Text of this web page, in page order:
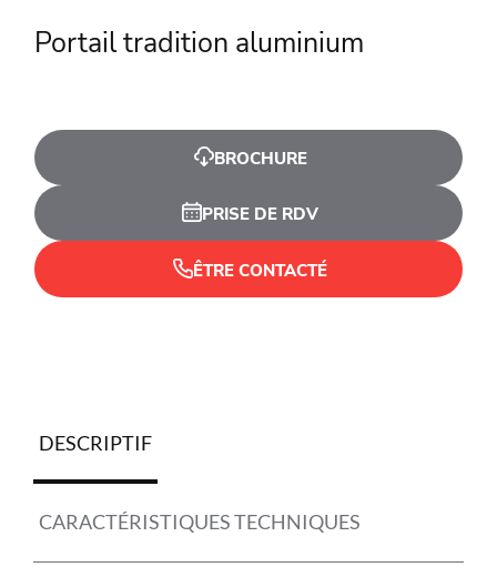
Portail tradition aluminium
BROCHURE
PRISE DE RDV
ÊTRE CONTACTÉ
DESCRIPTIF
CARACTÉRISTIQUES TECHNIQUES